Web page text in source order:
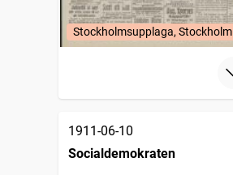
Stockholmsupplaga, Stockholm
1911-06-10
Socialdemokraten